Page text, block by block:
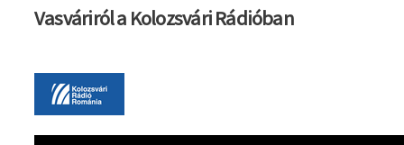
Vasváriról a Kolozsvári Rádióban
Kép